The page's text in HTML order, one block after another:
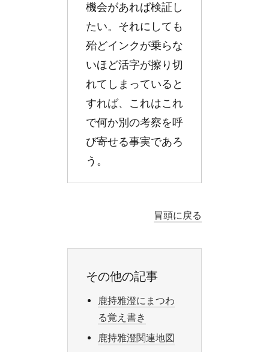
機会があれば検証し
たい。それにしても
殆どインクが乗らな
いほど活字が擦り切
れてしまっていると
すれば、これはこれ
で何か別の考察を呼
び寄せる事実であろ
う。
冒頭に戻る
その他の記事
鹿持雅澄にまつわ
る覚え書き
鹿持雅澄関連地図